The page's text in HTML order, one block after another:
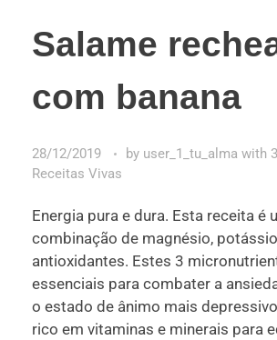
Salame
com banana
28/12/2019 by user_1_tu_alma with
Receitas Vivas
Energia pura e dura. Esta receita é
combinação de magnésio,
antioxidantes. Estes 3
essenciais para combater a
o estado de ânimo mais
rico em vitaminas e minerais para